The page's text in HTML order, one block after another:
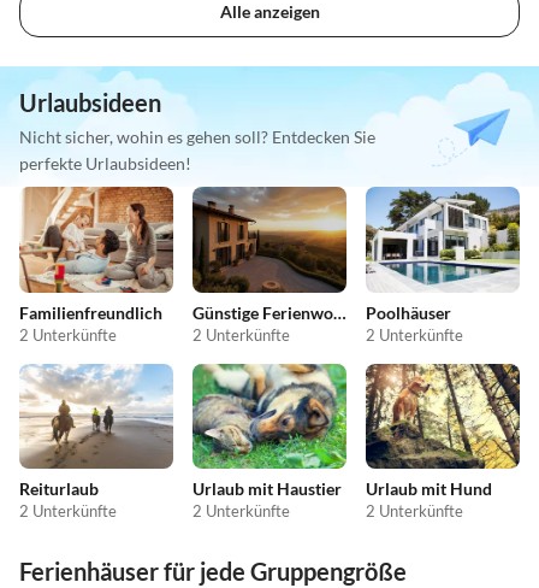
Alle anzeigen
Urlaubsideen
Nicht sicher, wohin es gehen soll? Entdecken Sie
perfekte Urlaubsideen!
Familienfreundlich
2 Unterkünfte
Günstige Ferienwohnungen
2 Unterkünfte
Poolhäuser
2 Unterkünfte
Reiturlaub
2 Unterkünfte
Urlaub mit Haustier
2 Unterkünfte
Urlaub mit Hund
2 Unterkünfte
Ferienhäuser für jede Gruppengröße